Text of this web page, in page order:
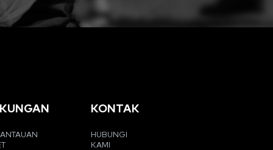
KONTAK
HUBUNGI
KAMI